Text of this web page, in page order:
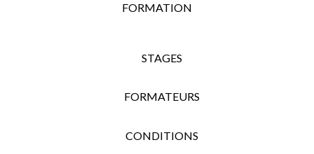
FORMATION
STAGES
FORMATEURS
CONDITIONS